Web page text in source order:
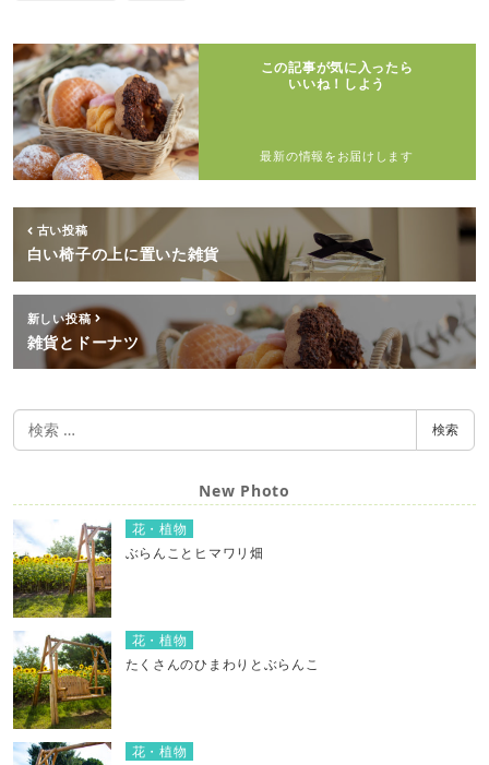
この記事が気に入ったら
いいね！しよう
最新の情報をお届けします
古い投稿
白い椅子の上に置いた雑貨
新しい投稿
雑貨とドーナツ
検
索
検索
New Photo
花・植物
ぶらんことヒマワリ畑
花・植物
たくさんのひまわりとぶらんこ
花・植物